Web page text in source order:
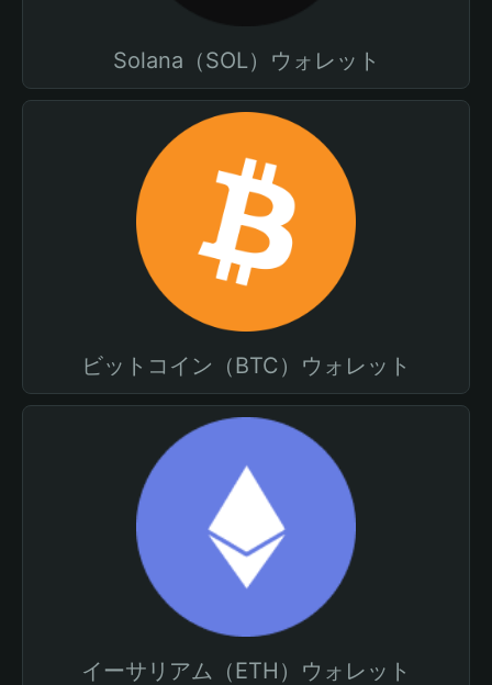
Solana（SOL）ウォレット
ビットコイン（BTC）ウォレット
イーサリアム（ETH）ウォレット